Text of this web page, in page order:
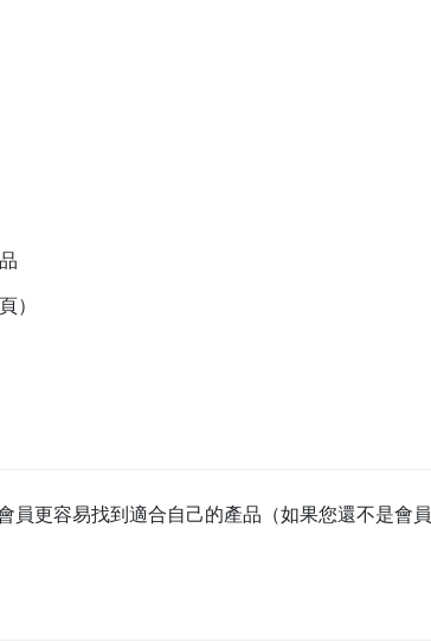
）
更容易找到適合自己的產品（如果您還不是會